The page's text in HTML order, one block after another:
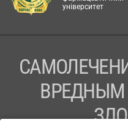
університет
ВРЕДНЫМ